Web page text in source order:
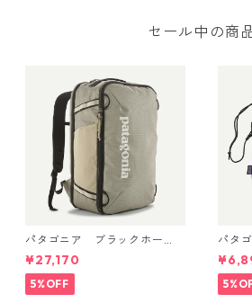
セール中の商
パタゴニア ブラックホー
ル・ミニ・MLC 30L Weather
ed Stone 49266 日本正規品
¥27,170
5%OFF
パタ
コッ
Bag
48835